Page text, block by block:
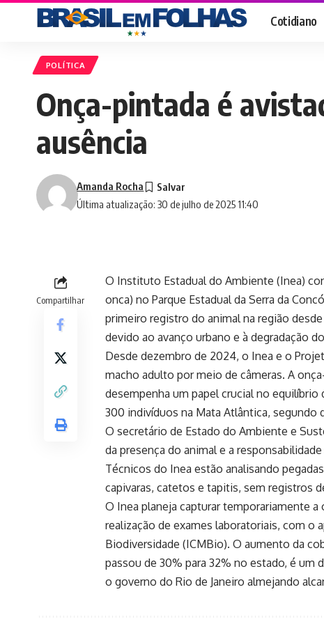
Cotidiano
POLÍTICA
Onça-pintada é
ausência
Última atualização: 30 de julho de 2025 11:40
Amanda Rocha
Compartilhar
O Instituto Estadual do Ambiente (Inea)
onca) no Parque Estadual da Serra da
primeiro registro do animal na região
devido ao avanço urbano e à degradação
Desde dezembro de 2024, o Inea e o
macho adulto por meio de câmeras. A
desempenha um papel crucial no
300 indivíduos na Mata Atlântica, segundo
O secretário de Estado do Ambiente e
da presença do animal e a
Técnicos do Inea estão analisando
capivaras, catetos e tapitis, sem registros
O Inea planeja capturar temporariamente
realização de exames laboratoriais, com o
Biodiversidade (ICMBio). O aumento da
passou de 30% para 32% no estado, é
o governo do Rio de Janeiro almejando